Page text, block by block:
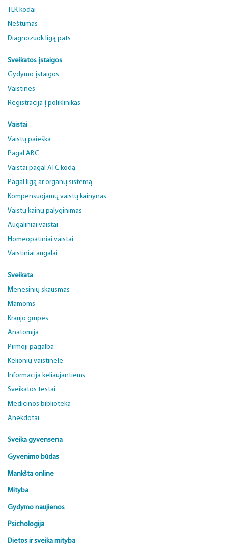
TLK kodai
Nėštumas
Diagnozuok ligą pats
Sveikatos įstaigos
Gydymo įstaigos
Vaistinės
Registracija į poliklinikas
Vaistai
Vaistų paieška
Pagal ABC
Vaistai pagal ATC kodą
Pagal ligą ar organų sistemą
Kompensuojamų vaistų kainynas
Vaistų kainų palyginimas
Augaliniai vaistai
Homeopatiniai vaistai
Vaistiniai augalai
Sveikata
Mėnesinių skausmas
Mamoms
Kraujo grupės
Anatomija
Pirmoji pagalba
Kelionių vaistinėlė
Informacija keliaujantiems
Sveikatos testai
Medicinos biblioteka
Anekdotai
Sveika gyvensena
Gyvenimo būdas
Mankšta online
Mityba
Gydymo naujienos
Psichologija
Dietos ir sveika mityba